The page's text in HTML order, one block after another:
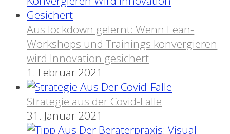
Aus lockdown gelernt: Wenn Lean-
Workshops und Trainings konvergieren
wird Innovation gesichert
1. Februar 2021
Strategie aus der Covid-Falle
31. Januar 2021